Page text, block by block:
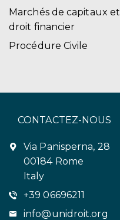
Marchés de capitaux et
droit financier
Procédure Civile
CONTACTEZ-NOUS
Via Panisperna, 28
00184 Rome
Italy
+39 06696211
info@unidroit.org